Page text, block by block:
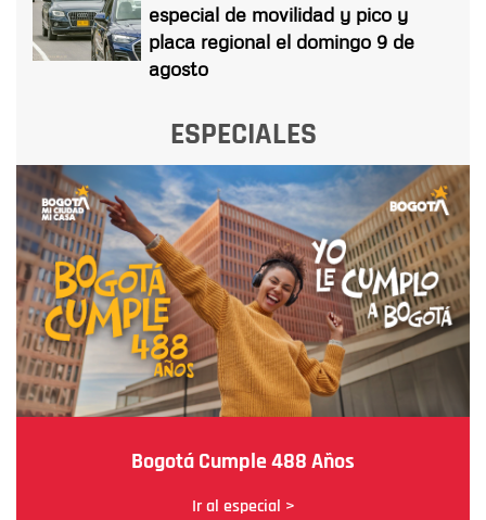
especial de movilidad y pico y
placa regional el domingo 9 de
agosto
ESPECIALES
Bogotá Cumple 488 Años
Ir al especial >